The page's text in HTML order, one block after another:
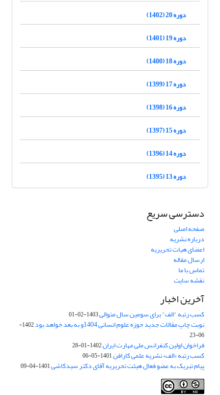
دوره 20 (1402)
دوره 19 (1401)
دوره 18 (1400)
دوره 17 (1399)
دوره 16 (1398)
دوره 15 (1397)
دوره 14 (1396)
دوره 13 (1395)
دسترسی سریع
صفحه اصلی
درباره نشریه
اعضای هیات تحریریه
ارسال مقاله
تماس با ما
نقشه سایت
آخرین اخبار
کسب رتبه "الف" برای سومین سال متوالی1403-02-01
نوبت چاپ مقالات جدید حوزه علوم انسانی 1404و به بعد خواهد بود
1402-
06-23
فراخوان اولین کنفرانس ملی مهارت ایران1402-01-28
کسب رتبه «الف» نشریه علمی کارافن1401-05-06
پیام تبریک به عضو فعال هیئت تحریریه آقای دکتر سیدکاشی1401-04-09